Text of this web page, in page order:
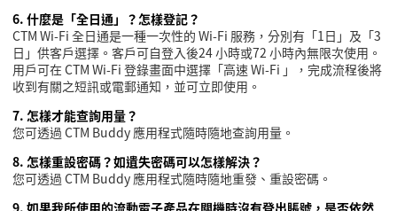
6. 什麼是「全日通」？怎樣登記？
CTM Wi-Fi 全日通是一種一次性的 Wi-Fi 服務，分別有「1日」及「3
日」供客戶選擇。客戶可自登入後24小時或72 小時內無限次使用。
用戶可在 CTM Wi-Fi 登錄畫面中選擇「高速Wi-Fi 」，完成流程後將
收到有關之短訊或電郵通知，並可立即使用。
7. 怎樣才能查詢用量？
您可透過 CTM Buddy 應用程式隨時隨地查詢用量。
8. 怎樣重設密碼？如遺失密碼可以怎樣解決？
您可透過 CTM Buddy 應用程式隨時隨地重發、重設密碼。